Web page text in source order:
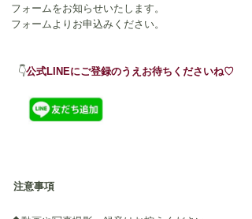
フォームをお知らせいたします。
フォームよりお申込みください。
👇公式LINEにご登録のうえお待ちくださいね♡
注意事項